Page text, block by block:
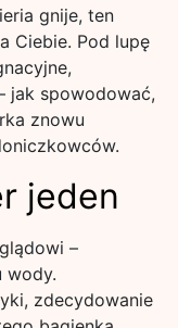
gnije, ten
Ciebie. Pod lupę
jak spowodować,
znowu
jeden
–
wody.
zdecydowanie